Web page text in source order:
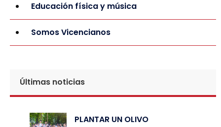
Educación física y música
Somos Vicencianos
Últimas noticias
PLANTAR UN OLIVO